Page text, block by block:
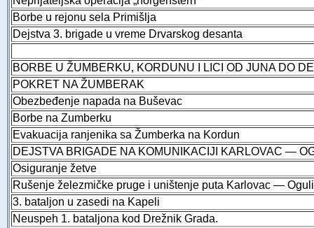
Borbe u rejonu sela Primišlja
Dejstva 3. brigade u vreme Drvarskog desanta
BORBE U ŽUMBERKU, KORDUNU I LICI OD JUNA DO
POKRET NA ŽUMBERAK
Obezbeđenje napada na Buševac
Borbe na Zumberku
Evakuacija ranjenika sa Žumberka na Kordun
DEJSTVA BRIGADE NA KOMUNIKACIJI KARLOVAC —
Osiguranje žetve
Rušenje železmičke pruge i uništenje puta Karlovac —
3. bataljon u zasedi na Kapeli
Neuspeh 1. bataljona kod Drežnik Grada.